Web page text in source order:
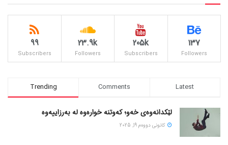
137
Followers
205k
Subscribers
23.9k
Followers
99
Subscribers
Trending Comments Latest
لێکدانەوەی خەو؛ کەوتنە خوارەوە لە بەرزاییەوە
كانونی دووه‌م 19, 2025